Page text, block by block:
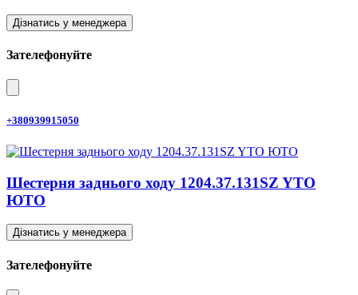
Дізнатись у менеджера
Зателефонуйте
+380939915050
Шестерня заднього ходу 1204.37.131SZ YTO
ЮТО
Дізнатись у менеджера
Зателефонуйте